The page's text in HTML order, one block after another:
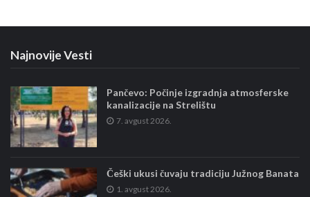
Najnovije Vesti
Pančevo: Počinje izgradnja atmosferske
kanalizacije na Strelištu
7. avgust 2026.
Češki ukusi čuvaju tradiciju Južnog Banata
1. avgust 2026.